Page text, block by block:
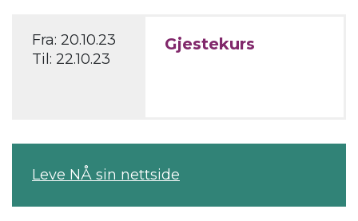
Fra: 20.10.23
Til: 22.10.23
Gjestekurs
Leve NÅ sin nettside